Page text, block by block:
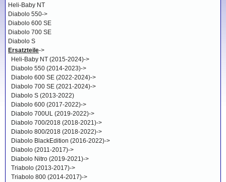
Heli-Baby NT
Diabolo 550->
Diabolo 600 SE
Diabolo 700 SE
Diabolo S
Ersatzteile->
Heli-Baby NT (2015-2024)->
Diabolo 550 (2014-2023)->
Diabolo 600 SE (2022-2024)->
Diabolo 700 SE (2021-2024)->
Diabolo S (2013-2022)
Diabolo 600 (2017-2022)->
Diabolo 700UL (2019-2022)->
Diabolo 700/2018 (2018-2021)->
Diabolo 800/2018 (2018-2022)->
Diabolo BlackEdition (2016-2022)->
Diabolo (2011-2017)->
Diabolo Nitro (2019-2021)->
Triabolo (2013-2017)->
Triabolo 800 (2014-2017)->